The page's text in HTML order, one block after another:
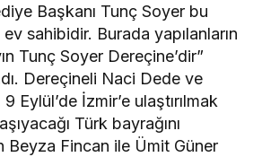
Başkanı Tunç Soyer bu
sahibidir. Burada yapılanların
Tunç Soyer Dereçine’dir”
Dereçineli Naci Dede ve
Eylül’de İzmir’e ulaştırılmak
Türk bayrağını
Beyza Fincan ile Ümit Güner